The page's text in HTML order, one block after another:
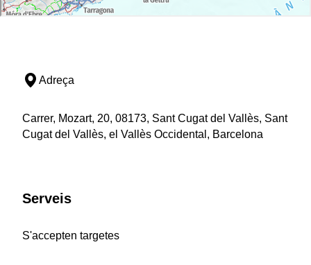
Adreça
Carrer, Mozart, 20, 08173, Sant Cugat del Vallès, Sant
Cugat del Vallès, el Vallès Occidental, Barcelona
Serveis
S'accepten targetes